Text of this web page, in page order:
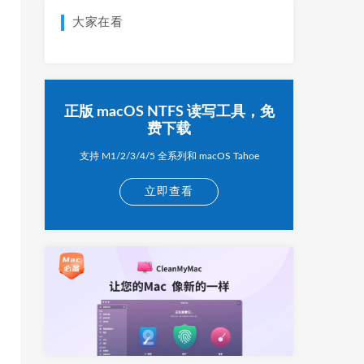
大家在看
正版 macOS NTFS 读写工具，免
费下载
支持 M1/2/3/4/5 全系列和 macOS Tahoe
立即查看